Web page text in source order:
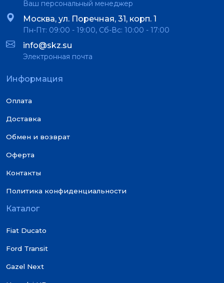
Ваш персональный менеджер
Москва, ул. Поречная, 31, корп. 1
Пн-Пт: 09:00 - 19:00, Сб-Вс: 10:00 - 17:00
info@skz.su
Электронная почта
Информация
Оплата
Доставка
Обмен и возврат
Оферта
Контакты
Политика конфиденциальности
Каталог
Fiat Ducato
Ford Transit
Gazel Next